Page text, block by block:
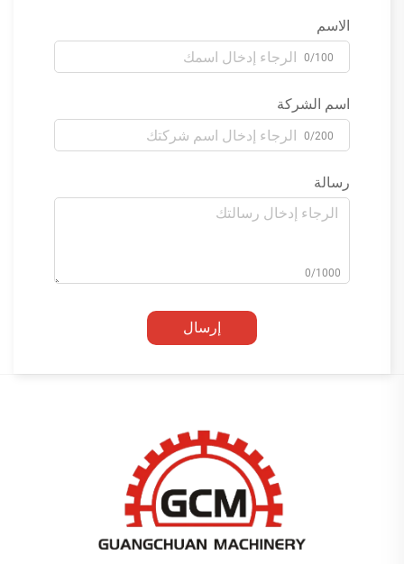
الاسم
0/100
اسم الشركة
0/200
رسالة
0/1000
إرسال